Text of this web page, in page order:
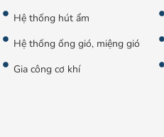
Hệ thống hút ẩm
Hệ thống ống gió, miệng gió
Gia công cơ khí